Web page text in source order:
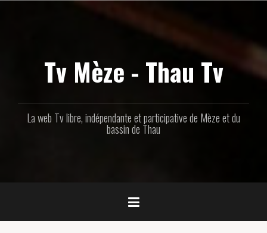
Tv Mèze - Thau Tv
La web Tv libre, indépendante et participative de Mèze et du
bassin de Thau